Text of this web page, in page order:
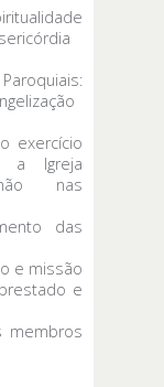
exercício
a Igreja
nas
das
e missão
e
membros